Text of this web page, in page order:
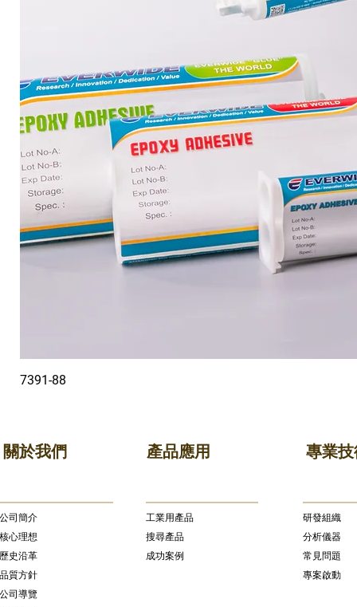
7391-88
關於我們 產品應用 專業
公司簡介
核心理想
歷史沿革
品質方針
公司導覽
​工業用產品
搜尋產品
成功案例
研發組織
分析儀器
常見問題
專案啟動